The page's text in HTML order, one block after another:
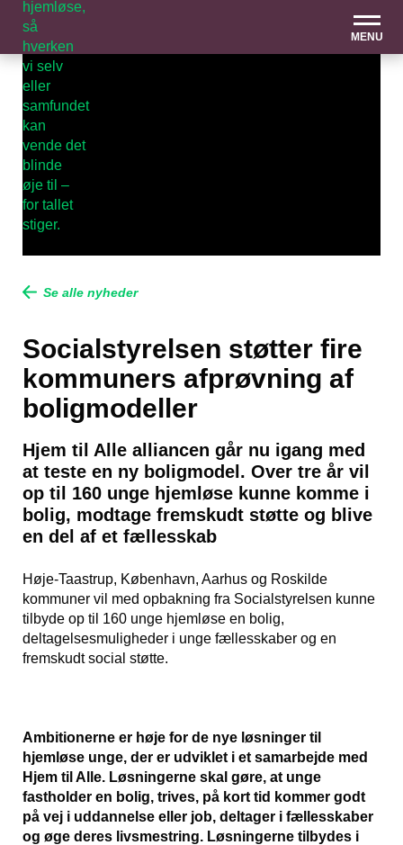
MENU
Se alle nyheder
Socialstyrelsen støtter fire
kommuners afprøvning af
boligmodeller
Hjem til Alle alliancen går nu igang med
at teste en ny boligmodel. Over tre år vil
op til 160 unge hjemløse kunne komme i
bolig, modtage fremskudt støtte og blive
en del af et fællesskab
Høje-Taastrup, København, Aarhus og Roskilde
kommuner vil med opbakning fra Socialstyrelsen kunne
tilbyde op til 160 unge hjemløse en bolig,
deltagelsesmuligheder i unge fællesskaber og en
fremskudtsocial støtte.
Ambitionerne er høje for de nye løsninger til
hjemløse unge, der er udviklet i et samarbejde med
Hjem til Alle. Løsningerne skal gøre, at unge
fastholder en bolig, trives, på kort tid kommer godt
på vej i uddannelse eller job, deltager i fællesskaber
og øge deres livsmestring. Løsningerne tilbydes i